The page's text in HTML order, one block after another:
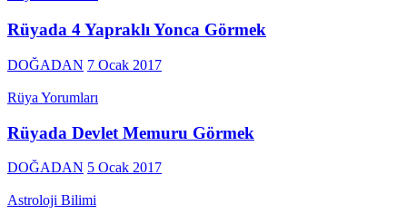
Rüyada 4 Yapraklı Yonca Görmek
DOĞADAN 7 Ocak 2017
Rüya Yorumları
Rüyada Devlet Memuru Görmek
DOĞADAN 5 Ocak 2017
Astroloji Bilimi